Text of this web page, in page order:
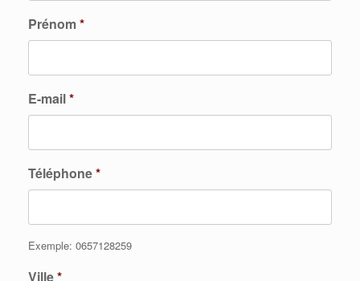
Prénom*
E-mail*
Téléphone*
Exemple: 0657128259
Ville*